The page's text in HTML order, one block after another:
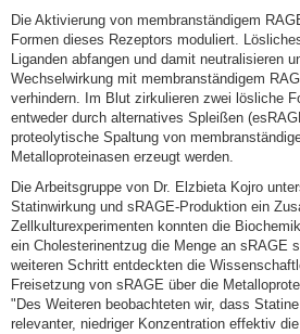
Die Aktivierung von membranständigem
Formen dieses Rezeptors moduliert.
Liganden abfangen und damit neutralisieren
Wechselwirkung mit membranständigem
verhindern. Im Blut zirkulieren zwei lösliche
entweder durch alternatives Spleißen
proteolytische Spaltung von
Metalloproteinasen erzeugt werden.
Die Arbeitsgruppe von Dr. Elzbieta Kojro
Statinwirkung und sRAGE-Produktion ein
Zellkulturexperimenten konnten die
ein Cholesterinentzug die Menge an sRAGE
weiteren Schritt entdeckten die
Freisetzung von sRAGE über die
"Des Weiteren beobachteten wir, dass
relevanter, niedriger Konzentration effektiv